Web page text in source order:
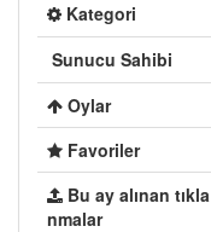
Kategori
Sunucu Sahibi
Oylar
Favoriler
Bu ay alınan tıkla
nmalar